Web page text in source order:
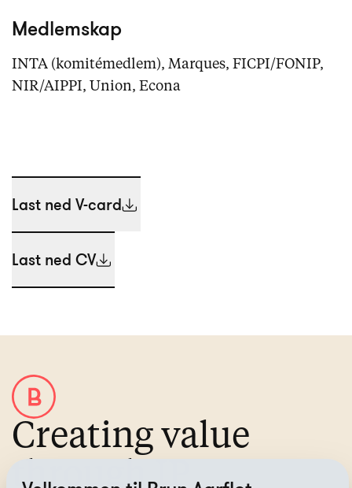
Medlemskap
INTA (komitémedlem), Marques, FICPI/FONIP,
NIR/AIPPI, Union, Econa
Last ned V-card
Last ned CV
Creating value
through IP